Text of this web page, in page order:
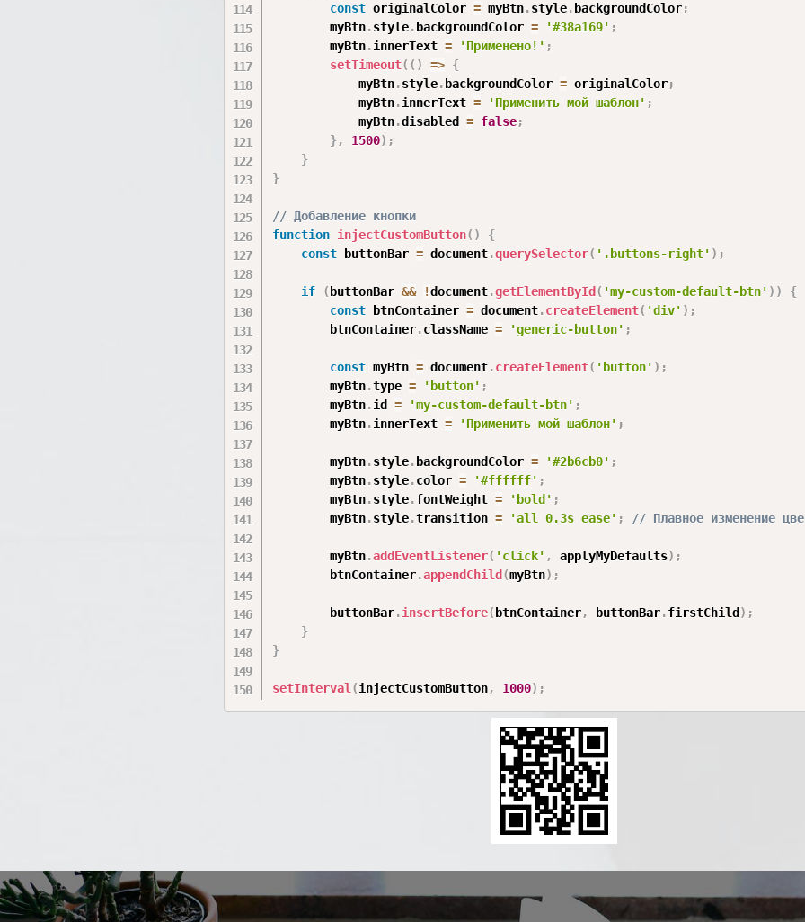
const originalColor = myBtn.style. backgroundColor;
        myBtn
.style. backgroundColor = '#38a169' ;
        myBtn
.innerText = 'Применено!' ;
setTimeout( ( ) => {
            myBtn
.style. backgroundColor = originalColor;
            myBtn
.innerText = 'Применить мой шаблон' ;
            myBtn
.disabled = false;
} , 1500) ;
}
}
// Добавление кнопки
function injectCustomButton( )
{
const buttonBar = document.querySelector( '.buttons-right' ) ;
if ( buttonBar && !document.getElementById ( 'my-custom-default-btn' ) )
{
const btnContainer = document.createElement( 'div' ) ;
        btnContainer
.className = 'generic-button' ;
const myBtn = document.createElement( 'button' ) ;
        myBtn
.type = 'button' ;
        myBtn
.id = 'my-custom-default-btn' ;
        myBtn
.innerText = 'Применить мой шаблон' ;
        myBtn
.style. backgroundColor = '#2b6cb0' ;
        myBtn
.style.color = '#ffffff' ;
        myBtn
.style.fontWeight = 'bold' ;
        myBtn
.style.transition = 'all 0.3s ease' ; // Плавное изменение
        myBtn
.addEventListener( 'click' , applyMyDefaults) ;
        btnContainer
.appendChild (myBtn) ;
        buttonBar
.insertBefore( btnContainer, buttonBar.firstChild ) ;
}
}
setInterval (injectCustomButton, 1000) ;